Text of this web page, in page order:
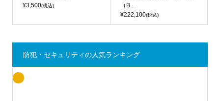
¥3,500(税込)
（B...
¥222,100(税込)
防犯・セキュリティの人気ランキング